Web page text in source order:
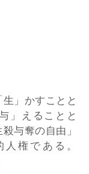
」かすことと
」えることと
与奪の自由」
権である。